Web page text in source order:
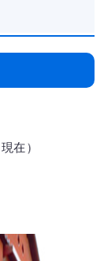
在）